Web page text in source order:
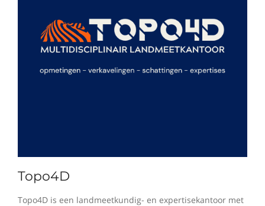
Topo4D
Topo4D is een landmeetkundig- en expertisekantoor met